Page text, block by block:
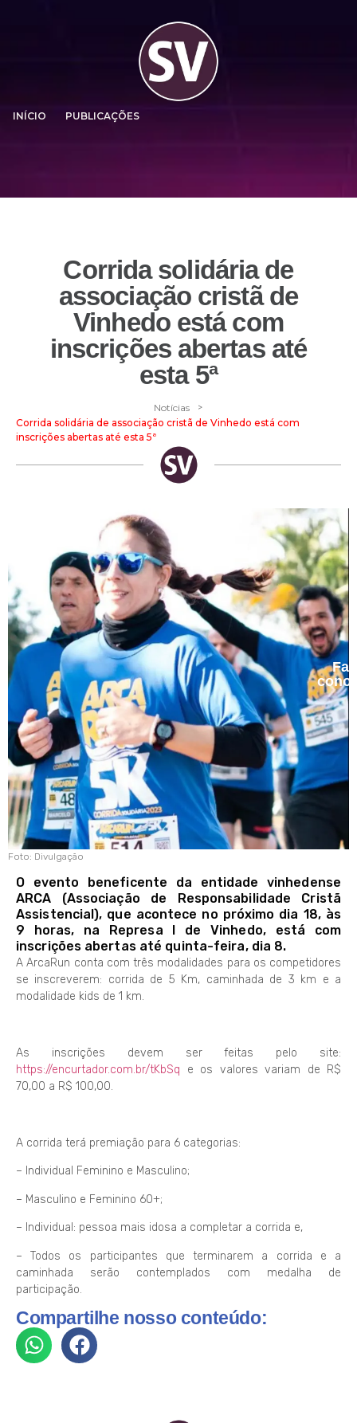
INÍCIO PUBLICAÇÕES
Corrida solidária de
associação cristã de
Vinhedo está com
inscrições abertas até
esta 5ª
Notícias >
Corrida solidária de associação cristã de Vinhedo está com
inscrições abertas até esta 5ª
Foto: Divulgação
O evento beneficente da entidade vinhedense
ARCA (Associação de Responsabilidade Cristã
Assistencial), que acontece no próximo dia 18, às
9 horas, na Represa I de Vinhedo, está com
inscrições abertas até quinta-feira, dia 8.
A ArcaRun conta com três modalidades para os competidores
se inscreverem: corrida de 5 Km, caminhada de 3 km e a
modalidade kids de 1 km.
As inscrições devem ser feitas pelo site:
https://encurtador.com.br/tKbSq e os valores variam de R$
70,00 a R$ 100,00.
A corrida terá premiação para 6 categorias:
– Individual Feminino e Masculino;
– Masculino e Feminino 60+;
– Individual: pessoa mais idosa a completar a corrida e,
– Todos os participantes que terminarem a corrida e a
caminhada serão contemplados com medalha de
participação.
Compartilhe nosso conteúdo: